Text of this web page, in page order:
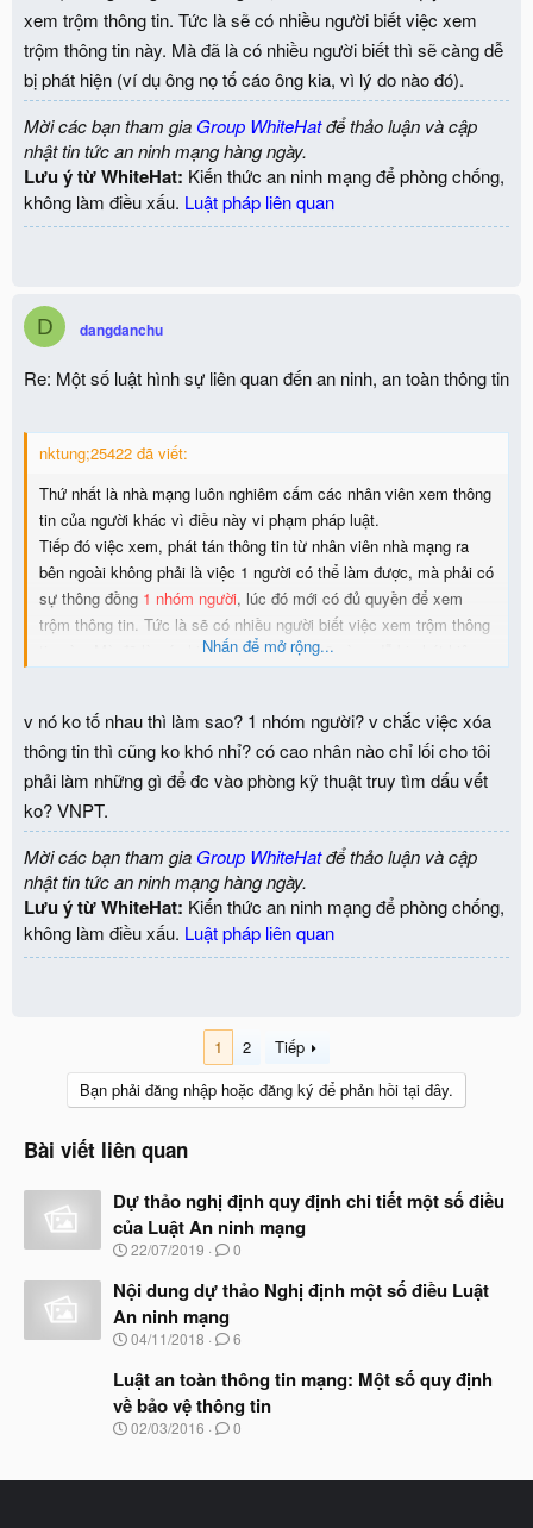
xem trộm thông tin. Tức là sẽ có nhiều người biết việc xem
trộm thông tin này. Mà đã là có nhiều người biết thì sẽ càng dễ
bị phát hiện (ví dụ ông nọ tố cáo ông kia, vì lý do nào đó).
Mời các bạn tham gia Group WhiteHatđể thảo luận và cập
nhật tin tức an ninh mạng hàng ngày.
Lưu ý từ WhiteHat: Kiến thức an ninh mạng để phòng chống,
không làm điều xấu. Luật pháp liên quan
D dangdanchu
Re: Một số luật hình sự liên quan đến an ninh, an toàn thông tin
nktung;25422 đã viết:
Thứ nhất là nhà mạng luôn nghiêm cấm các nhân viên xem thông
tin của người khác vì điều này vi phạm pháp luật.
Tiếp đó việc xem, phát tán thông tin từ nhân viên nhà mạng ra
bên ngoài không phải là việc 1 người có thể làm được, mà phải có
sự thông đồng 1 nhóm người, lúc đó mới có đủ quyền để xem
trộm thông tin. Tức là sẽ có nhiều người biết việc xem trộm thông
tin này. Mà đã là có nhiều người biết thì sẽ càng dễ bị phát hiện
Nhấn để mở rộng...
v nó ko tố nhau thì làm sao? 1 nhóm người? v chắc việc xóa
thông tin thì cũng ko khó nhỉ? có cao nhân nào chỉ lối cho tôi
phải làm những gì để đc vào phòng kỹ thuật truy tìm dấu vết
ko? VNPT.
Mời các bạn tham gia Group WhiteHatđể thảo luận và cập
nhật tin tức an ninh mạng hàng ngày.
Lưu ý từ WhiteHat: Kiến thức an ninh mạng để phòng chống,
không làm điều xấu. Luật pháp liên quan
1 2
Tiếp
Bạn phải đăng nhập hoặc đăng ký để phản hồi tại đây.
Bài viết liên quan
Dự thảo nghị định quy định chi tiết một số điều
của Luật An ninh mạng
N
à
y
b
ắ
đ
ầ
u
22/07/2019 0
Nội dung dự thảo Nghị định một số điều Luật
An ninh mạng
N
à
b
ắ
04/11/2018 6
Luật an toàn thông tin mạng: Một số quy định
về bảo vệ thông tin
N
y
02/03/2016 0